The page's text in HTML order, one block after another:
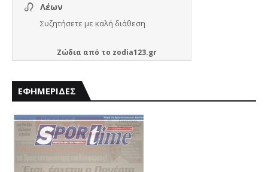
Ζώδια από το zodia123.gr
ΕΦΗΜΕΡΙΔΕΣ